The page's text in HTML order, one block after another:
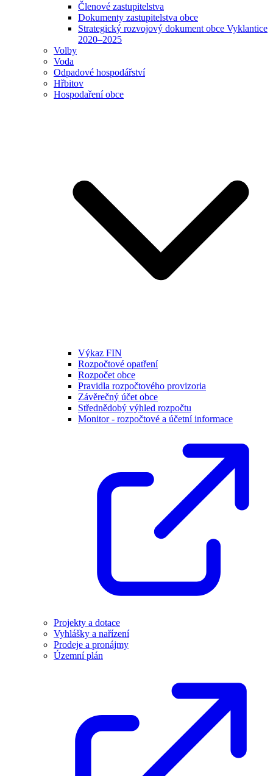
Členové zastupitelstva
Dokumenty zastupitelstva obce
Strategický rozvojový dokument obce Vyklantice
2020–2025
Volby
Voda
Odpadové hospodářství
Hřbitov
Hospodaření obce
Výkaz FIN
Rozpočtové opatření
Rozpočet obce
Pravidla rozpočtového provizoria
Závěrečný účet obce
Střednědobý výhled rozpočtu
Monitor - rozpočtové a účetní informace
Projekty a dotace
Vyhlášky a nařízení
Prodeje a pronájmy
Územní plán